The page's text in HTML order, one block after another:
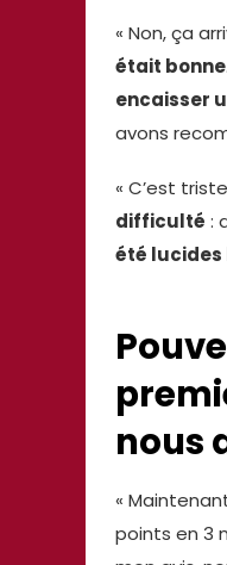
« Non, ça
était bonne
encaisser
avons
« C’est
difficulté :
été lucides
nous
«
points en 3